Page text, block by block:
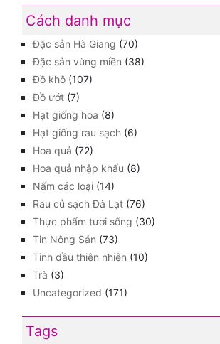
Cách danh mục
Đặc sản Hà Giang (70)
Đặc sản vùng miền (38)
Đồ khô (107)
Đồ ướt (7)
Hạt giống hoa (8)
Hạt giống rau sạch (6)
Hoa quả (72)
Hoa quả nhập khẩu (8)
Nấm các loại (14)
Rau củ sạch Đà Lạt (76)
Thực phẩm tươi sống (30)
Tin Nông Sản (73)
Tinh dầu thiên nhiên (10)
Trà (3)
Uncategorized (171)
Tags